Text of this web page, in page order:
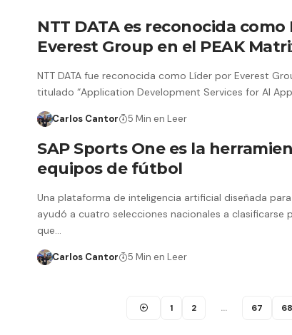
NTT DATA es reconocida
Everest Group en el PEAK
NTT DATA fue reconocida como Líder por Everest
titulado “Application Development Services for AI
Carlos Cantor 5 Min en Leer
SAP Sports One es la
equipos de fútbol
Una plataforma de inteligencia artificial diseñada
ayudó a cuatro selecciones nacionales a clasificarse
que…
Carlos Cantor 5 Min en Leer
1 2 … 67 68